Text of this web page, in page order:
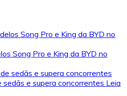
Song Pro e King da BYD no
e supera concorrentes Leia